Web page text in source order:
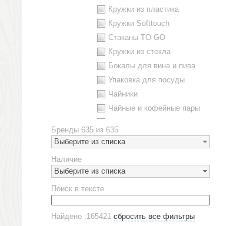
Кружки из пластика
Кружки Softtouch
Стаканы TO GO
Кружки из стекла
Бокалы для вина и пива
Упаковка для посуды
Чайники
Чайные и кофейные пары
Наборы посуды
Предметы сервировки
Стаканы
Эко кружки
ЕВРОПОСУДА
Аксессуары
Ежедневники и блокноты
Бренды 635 из 635
Выберите из списка
Наличие
Выберите из списка
Поиск в тексте
Найдено :165421 сбросить все фильтры